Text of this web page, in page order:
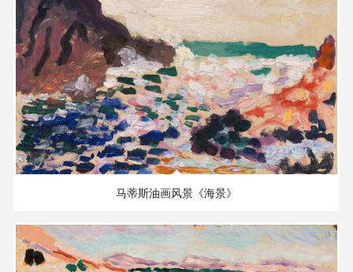
马蒂斯油画风景《海景》
5.05 MB 2812×2126 PX
高
清
书
法
|
书
法
清